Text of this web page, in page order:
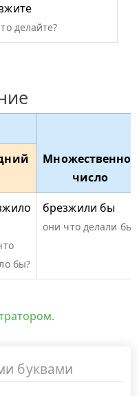
делайте?
Множественное
число
бы?
брезжили бы
они что делали бы?